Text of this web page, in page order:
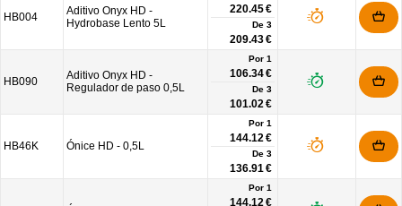
HB004
Aditivo Onyx HD -
Hydrobase Lento 5L
220.45 €
De 3
209.43 €
HB090
Aditivo Onyx HD -
Regulador de paso 0,5L
Por 1
106.34 €
De 3
101.02 €
HB46K Ónice HD - 0,5L
Por 1
144.12 €
De 3
136.91 €
Por 1
144.12 €